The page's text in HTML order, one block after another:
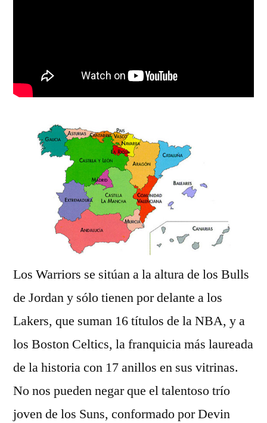
Los Warriors se sitúan a la altura de los Bulls
de Jordan y sólo tienen por delante a los
Lakers, que suman 16 títulos de la NBA, y a
los Boston Celtics, la franquicia más laureada
de la historia con 17 anillos en sus vitrinas.
No nos pueden negar que el talentoso trío
joven de los Suns, conformado por Devin